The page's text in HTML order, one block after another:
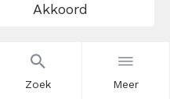
Zoek Meer
Akkoord
(EBB)(09-03-2026)
REGIO